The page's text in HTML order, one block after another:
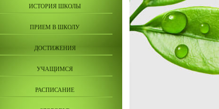
ИСТОРИЯ ШКОЛЫ
ПРИЕМ В ШКОЛУ
ДОСТИЖЕНИЯ
УЧАЩИМСЯ
РАСПИСАНИЕ